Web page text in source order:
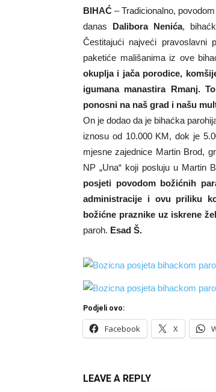
BIHAĆ – Tradicionalno,
danas Dalibora Nenića,
Čestitajući najveći pravoslavni
paketiće mališanima iz ove
okuplja i jača porodice,
igumana manastira Rmanj.
ponosni na naš grad i našu
On je dodao da je bihaćka
iznosu od 10.000 KM, dok je
mjesne zajednice Martin Brod,
NP „Una“ koji posluju u Martin
posjeti povodom božićnih
administracije i ovu priliku
božićne praznike uz iskrene
paroh. Esad Š.
Podjeli ovo:
Facebook X
LEAVE A REPLY